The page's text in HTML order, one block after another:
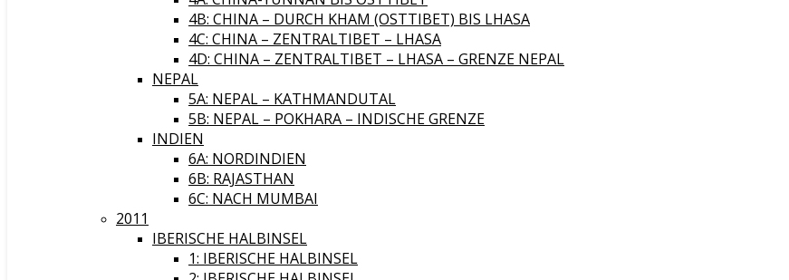
4B: CHINA – DURCH KHAM (OSTTIBET) BIS LHASA
4C: CHINA – ZENTRALTIBET – LHASA
4D: CHINA – ZENTRALTIBET – LHASA – GRENZE NEPAL
NEPAL
5A: NEPAL – KATHMANDUTAL
5B: NEPAL – POKHARA – INDISCHE GRENZE
INDIEN
6A: NORDINDIEN
6B: RAJASTHAN
6C: NACH MUMBAI
2011
IBERISCHE HALBINSEL
1: IBERISCHE HALBINSEL